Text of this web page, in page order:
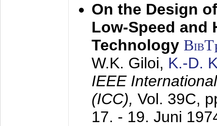
On the Design
Low-Speed and
Technology BibT
W.K. Giloi, K.-D.
IEEE
(ICC), Vol. 39C,
17. - 19. Juni